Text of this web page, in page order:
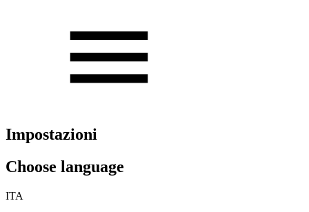
Impostazioni
Choose language
ITA